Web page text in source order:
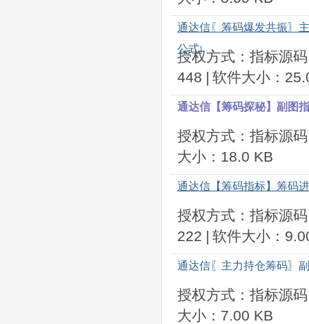
通达信〖筹码爆发共振〗
公式]
授权方式：指标源码
448 | 软件大小：
通达信【筹码探秘】副图
授权方式：指标源码
大小：18.0 KB
通达信【筹码指标】筹码
授权方式：指标源码
222 | 软件大小：
通达信〖主力持仓筹码〗
授权方式：指标源码
大小：7.00 KB